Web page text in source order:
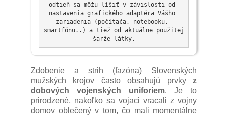
odtieň sa môžu líšiť v závislosti od
nastavenia grafického adaptéra Vášho
zariadenia (počítača, notebooku,
smartfónu..) a tiež od aktuálne použitej
šarže látky.
Zdobenie a strih (fazóna) Slovenských
mužských krojov často obsahujú prvky z
dobových vojenských uniforiem. Je to
prirodzené, nakoľko sa vojaci vracali z vojny
domov oblečený v tom, čo mali momentálne